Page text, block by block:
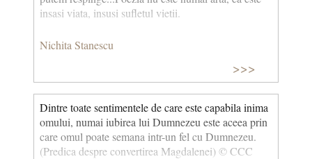
insasi viata, insusi sufletul vietii.
Nichita Stanescu
>>>
Dintre toate sentimentele de care este capabila inima
omului, numai iubirea lui Dumnezeu este aceea prin
care omul poate semana intr-un fel cu Dumnezeu.
(Predica despre convertirea Magdalenei) © CCC